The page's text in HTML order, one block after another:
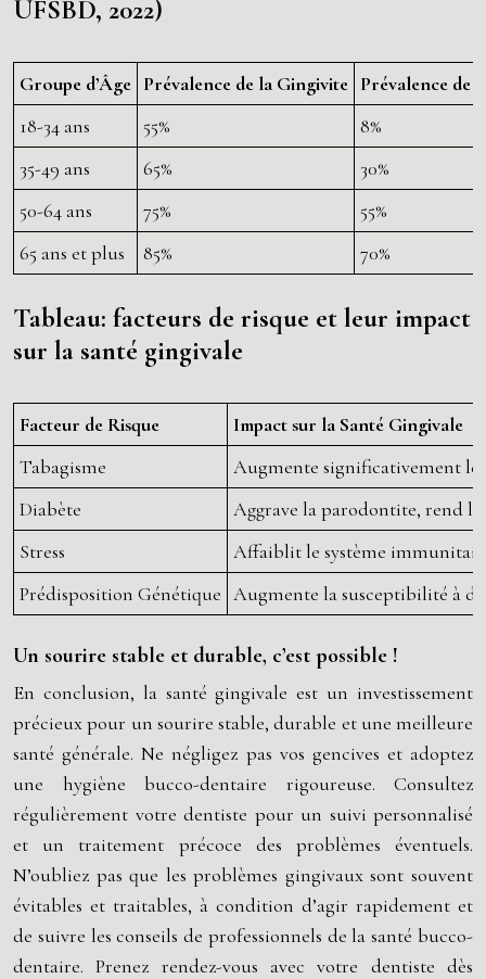
UFSBD, 2022)
Groupe d’Âge Prévalence de la Gingivite Prévalence de
18-34 ans
55%
8%
35-49 ans
65%
30%
50-64 ans
75%
55%
65 ans et plus
85% 70%
Tableau: facteurs de risque et leur impact
sur la santé gingivale
Facteur de Risque
Impact sur la Santé Gingivale
Tabagisme
Augmente significativement
Diabète
Aggrave la parodontite, rend
Stress
Affaiblit le système
Prédisposition Génétique Augmente la susceptibilité à
Un sourire stable et durable, c’est possible !
En conclusion, la santé gingivale est un investissement
précieux pour un sourire stable, durable et une meilleure
santé générale. Ne négligez pas vos gencives et adoptez
une hygiène bucco-dentaire rigoureuse. Consultez
régulièrement votre dentiste pour un suivi personnalisé
et un traitement précoce des problèmes éventuels.
N’oubliez pas que les problèmes gingivaux sont souvent
évitables et traitables, à condition d’agir rapidement et
de suivre les conseils de professionnels de la santé bucco-
dentaire. Prenez rendez-vous avec votre dentiste dès